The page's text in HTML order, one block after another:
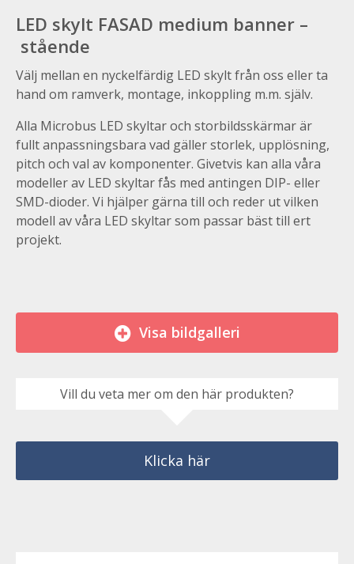
LED skylt FASAD medium banner –
stående
Välj mellan en nyckelfärdig LED skylt från oss eller ta
hand om ramverk, montage, inkoppling m.m. själv.
Alla Microbus LED skyltar och storbildsskärmar är
fullt anpassningsbara vad gäller storlek, upplösning,
pitch och val av komponenter. Givetvis kan alla våra
modeller av LED skyltar fås med antingen DIP- eller
SMD-dioder. Vi hjälper gärna till och reder ut vilken
modell av våra LED skyltar som passar bäst till ert
projekt.
Visa bildgalleri
Vill du veta mer om den här produkten?
Klicka här